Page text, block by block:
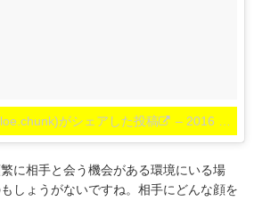
がシェアした投稿 – 2016 9月 16 7:47午前 PDT
に相手と会う機会がある環境にいる場
しょうがないですね。相手にどんな顔を